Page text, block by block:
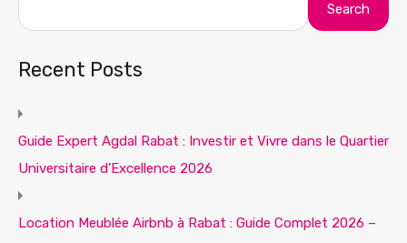
Search
Recent Posts
Guide Expert Agdal Rabat : Investir et Vivre dans le Quartier
Universitaire d’Excellence 2026
Location Meublée Airbnb à Rabat : Guide Complet 2026 –